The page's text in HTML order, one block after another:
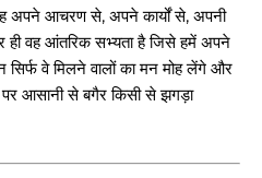
अपने आचरण से, अपने कार्यों से, अपनी
वह आंतरिक सभ्यता है जिसे हमें अपने
वे मिलने वालों का मन मोह लेंगे और
आसानी से बगैर किसी से झगड़ा